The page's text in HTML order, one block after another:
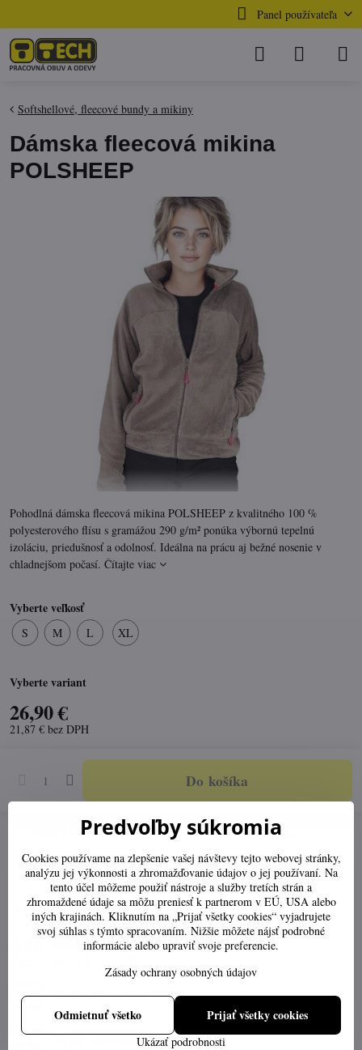
Panel používateľa
Softshellové, fleecové bundy a mikiny
Dámska fleecová mikina
POLSHEEP
Pohodlná dámska fleecová mikina POLSHEEP z kvalitného 100 %
polyesterového flísu s gramážou 290 g/m² ponúka výbornú tepelnú
izoláciu, priedušnosť a odolnosť. Ideálna na prácu aj bežné nosenie v
chladnejšom počasí. Čítajte viac
Vyberte veľkosť
S M L XL
Vyberte variant
26,90 €
21,87 € bez DPH
Do košíka
Pridať k Obľúbeným Otázka k produktu
Doručenia
Výrobca:Leber&Hollman
Potrebujete poradiť?
0903547859
obchod​@ttech​.sk
Výber správnej veľkosti
Predvoľby súkromia
Cookies používame na zlepšenie vašej návštevy tejto webovej stránky,
analýzu jej výkonnosti a zhromažďovanie údajov o jej používaní. Na
tento účel môžeme použiť nástroje a služby tretích strán a
zhromaždené údaje sa môžu preniesť k partnerom v EÚ, USA alebo
iných krajinách. Kliknutím na „Prijať všetky cookies“ vyjadrujete
svoj súhlas s týmto spracovaním. Nižšie môžete nájsť podrobné
informácie alebo upraviť svoje preferencie.
Zásady ochrany osobných údajov
Ukázať podrobnosti
Prijať všetky cookies
Odmietnuť všetko